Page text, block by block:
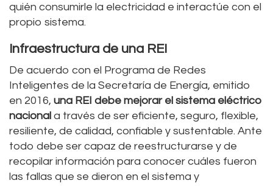
quién consumirle la electricidad e interactúe con el
propio sistema.
Infraestructura de una REI
De acuerdo con el Programa de Redes
Inteligentes de la Secretaría de Energía, emitido
en 2016, una REI debe mejorar el sistema eléctrico
nacional a través de ser eficiente, seguro, flexible,
resiliente, de calidad, confiable y sustentable. Ante
todo debe ser capaz de reestructurarse y de
recopilar información para conocer cuáles fueron
las fallas que se dieron en el sistema y